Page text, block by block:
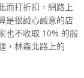
而打折扣，網路上
是很誠心誠意的店
也不收取 10% 的服
，林森北路上的